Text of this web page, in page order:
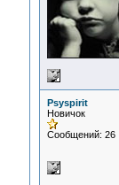
Psyspirit
Новичок
Сообщений: 26